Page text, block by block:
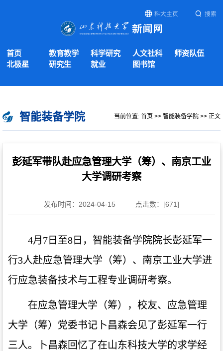
科大主页 搜索
首页 教育教学 科学研究 人文社科
师资队伍
北极星
研究生 就业 图书馆
智能装备学院 当前位置: 首页 >> 智能装备学院 >> 正文
彭延军带队赴应急管理大学（筹）、南京工业
大学调研考察
发布时间：2024-04-15 点击数：[671]
4月7日至8日，智能装备学院院长彭延军一
行3人赴应急管理大学（筹）、南京工业大学进
行应急装备技术与工程专业调研考察。
在应急管理大学（筹），校友、应急管理
大学（筹）党委书记卜昌森会见了彭延军一行
三人。卜昌森回忆了在山东科技大学的求学经